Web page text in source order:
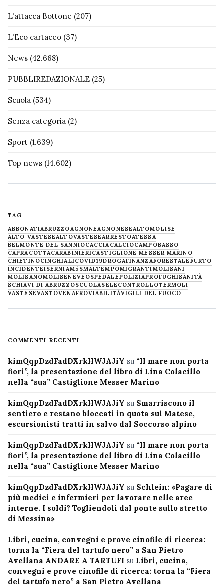
L'attacca Bottone (207)
L'Eco cartaceo (37)
News (42.668)
PUBBLIREDAZIONALE (25)
Scuola (534)
Senza categoria (2)
Sport (1.639)
Top news (14.602)
TAG
ABBONATIABRUZZOAGNONEAGNONESEALTOMOLISE
ALTO VASTESEALTOVASTESEARRESTOATESSA
BELMONTE DEL SANNIOCACCIACALCIOCAMPOBASSO
CAPRACOTTACARABINIERICASTIGLIONE MESSER MARINO
CHIETINOCINGHIALICOVID19DROGAFINANZAFORESTALE FURTO
INCIDENTEISERNIAM5SMALTEMPOMIGRANTIMOLISANI
MOLISANOMOLISENEVE OSPEDALEPOLIZIAPROFUGHISANITÀ
SCHIAVI DI ABRUZZOSCUOLASELECONTROLLOTERMOLI
VASTESEVASTOVENAFROVIABILITÀVIGILI DEL FUOCO
COMMENTI RECENTI
kimQqpDzdFadDXrkHWJAJiY su “Il mare non porta
fiori”, la presentazione del libro di Lina Colacillo
nella “sua” Castiglione Messer Marino
kimQqpDzdFadDXrkHWJAJiY su Smarriscono il
sentiero e restano bloccati in quota sul Matese,
escursionisti tratti in salvo dal Soccorso alpino
kimQqpDzdFadDXrkHWJAJiY su “Il mare non porta
fiori”, la presentazione del libro di Lina Colacillo
nella “sua” Castiglione Messer Marino
kimQqpDzdFadDXrkHWJAJiY su Schlein: «Pagare di
più medici e infermieri per lavorare nelle aree
interne. I soldi? Togliendoli dal ponte sullo stretto
di Messina»
Libri, cucina, convegni e prove cinofile di ricerca:
torna la “Fiera del tartufo nero” a San Pietro
Avellana ANDARE A TARTUFI su Libri, cucina,
convegni e prove cinofile di ricerca: torna la “Fiera
del tartufo nero” a San Pietro Avellana